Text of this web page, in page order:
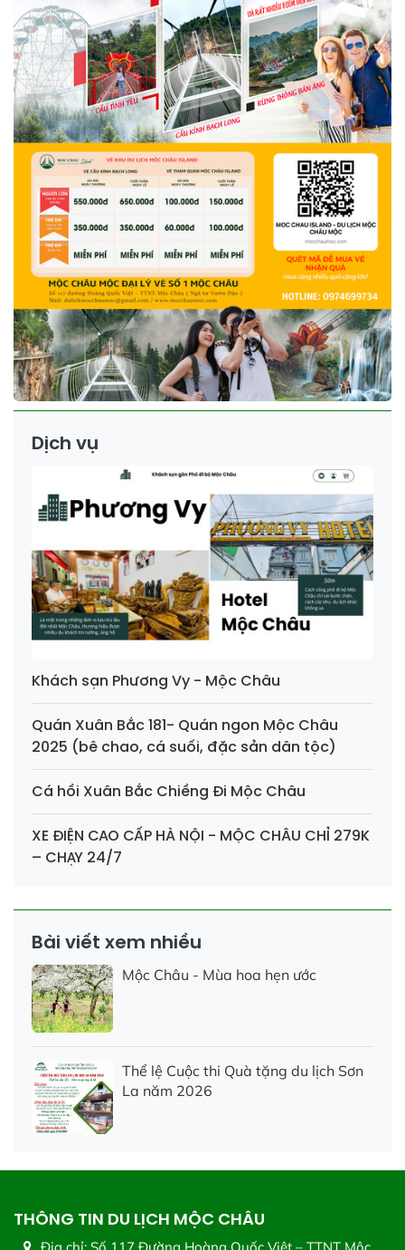
Dịch vụ
Khách sạn Phương Vy - Mộc Châu
Quán Xuân Bắc 181- Quán ngon Mộc Châu
2025 (bê chao, cá suối, đặc sản dân tộc)
Cá hồi Xuân Bắc Chiềng Đi Mộc Châu
XE ĐIỆN CAO CẤP HÀ NỘI - MỘC CHÂU CHỈ 279K
– CHẠY 24/7
Bài viết xem nhiều
Mộc Châu - Mùa hoa hẹn ước
Thể lệ Cuộc thi Quà tặng du lịch Sơn
La năm 2026
THÔNG TIN DU LỊCH MỘC CHÂU